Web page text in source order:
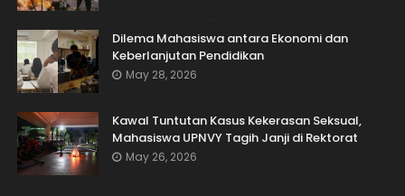
Dilema Mahasiswa antara Ekonomi dan
Keberlanjutan Pendidikan
May 28, 2026
Kawal Tuntutan Kasus Kekerasan Seksual,
Mahasiswa UPNVY Tagih Janji di Rektorat
May 26, 2026